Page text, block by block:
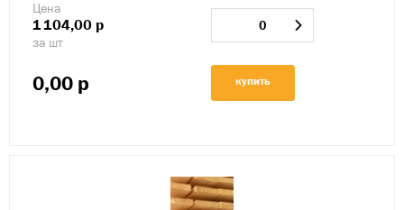
Цена
1104,00 р
за шт
0,00 р купить